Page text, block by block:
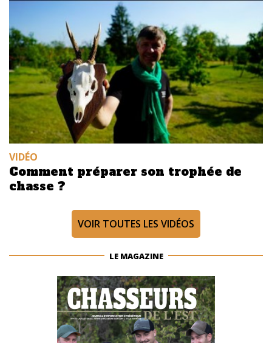
VIDÉO
Comment préparer son trophée de
chasse ?
VOIR TOUTES LES VIDÉOS
LE MAGAZINE